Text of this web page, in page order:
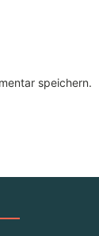
speichern.